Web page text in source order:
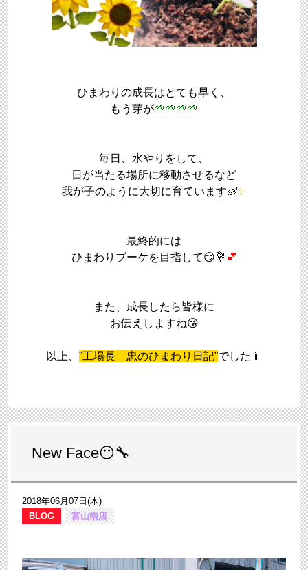
ひまわりの成長はとても早く、
もう芽が🌱🌱🌱🌱
毎日、水やりをして、
日が当たる場所に移動させるなど
我が子のように大切に育ています👶✨
最終的には
ひまわりブーケを目指して😏💐 💕
また、成長したら皆様に
お伝えしますね😘
以上、 ”工場長 忠のひまわり日記”でした👨
New Face😶🔧
2018年06月07日(木)
BLOG
富山南店